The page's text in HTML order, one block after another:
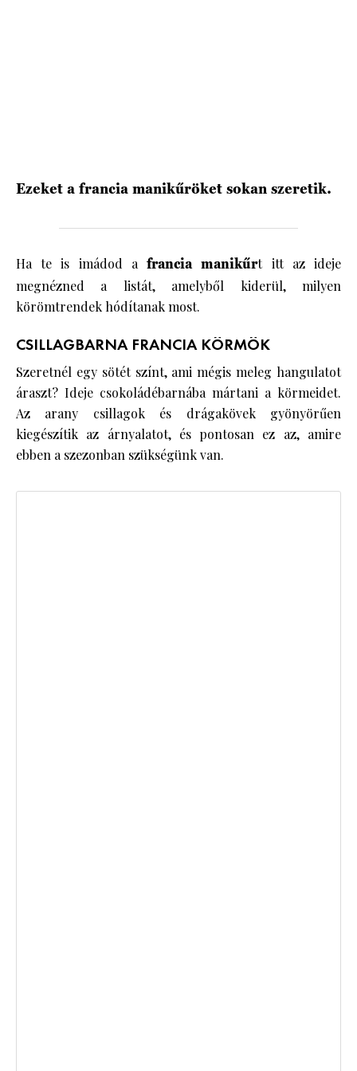
Ezeket a francia manikűröket sokan szeretik.
Ha te is imádod afrancia manikűrt itt az ideje
megnézned a listát, amelyből kiderül, milyen
körömtrendek hódítanak most.
CSILLAGBARNA FRANCIA KÖRMÖK
Szeretnél egy sötét színt, ami mégis meleg hangulatot
áraszt? Ideje csokoládébarnába mártani a körmeidet.
Az arany csillagok és drágakövek gyönyörűen
kiegészítik az árnyalatot, és pontosan ez az, amire
ebben a szezonban szükségünk van.